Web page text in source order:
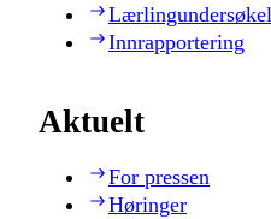
Innrapportering
Aktuelt
For pressen
Høringer